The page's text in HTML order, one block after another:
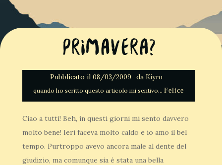
Primavera?
Pubblicato il 08/03/2009 da Kiyro
Felice
Ciao a tutti! Beh, in questi giorni mi sento davvero
molto bene! Ieri faceva molto caldo e io amo il bel
tempo. Purtroppo avevo ancora male al dente del
giudizio, ma comunque sia è stata una bella